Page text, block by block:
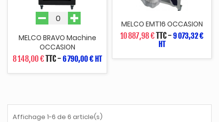
MELCO BRAVO Machine
OCCASION
8 148,00 €TTC-6 790,00 € HT
MELCO EMT16 OCCASION
10 887,98 €TTC-9 073,32 €
HT
Affichage 1-6 de 6 article(s)